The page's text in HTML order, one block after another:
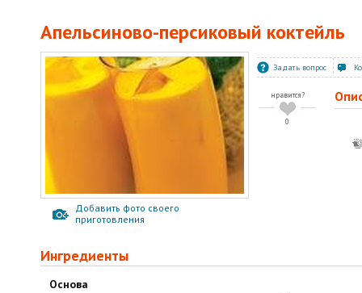
Апельсиново-персиковый коктейль
Добавить фото своего
приготовления
Задать вопрос
нравится?
0
Ингредиенты
Основа